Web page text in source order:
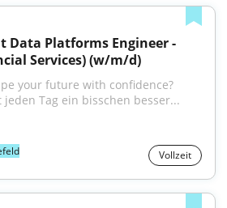
Data Platforms Engineer -
Services) (w/m/d)
your future with confidence?
jeden Tag ein bisschen besser...
Vollzeit